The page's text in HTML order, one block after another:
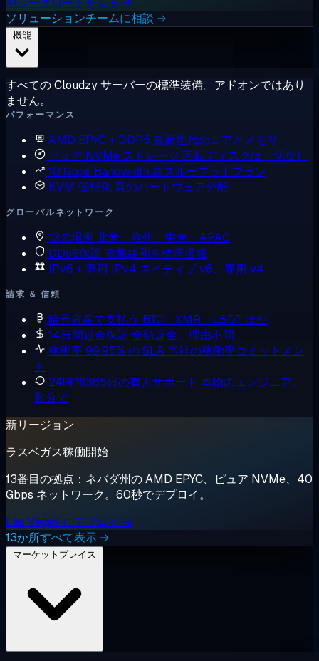
ソリューションチームに相談 →
すべての Cloudzy サーバーの標準装備。アドオンではあり
ません。
パフォーマンス
AMD EPYC + DDR5 最新世代のコアとメモリ
ピュア NVMe ストレージ 回転ディスクは一切なし
10 Gbps Bandwidth 高スループットプラン
KVM 仮想化真のハードウェア分離
グローバルネットワーク
13の場所北米、欧州、中東、APAC
DDoS保護攻撃緩和を標準搭載
IPv6 + 専用 IPv4 ネイティブ v6、専用 v4
請求 & 信頼
暗号資産で支払う BTC、XMR、USDT ほか
14日間返金保証 全額返金、理由不問
稼働率 99.95% の SLA 当社の稼働率コミットメン
ト
24時間365日の有人サポート 本物のエンジニア、
数分で
新リージョン
ラスベガス稼働開始
13番目の拠点：ネバダ州の AMD EPYC、ピュア NVMe、40
Gbps ネットワーク。60秒でデプロイ。
Las Vegas にデプロイ →
13か所すべて表示 →